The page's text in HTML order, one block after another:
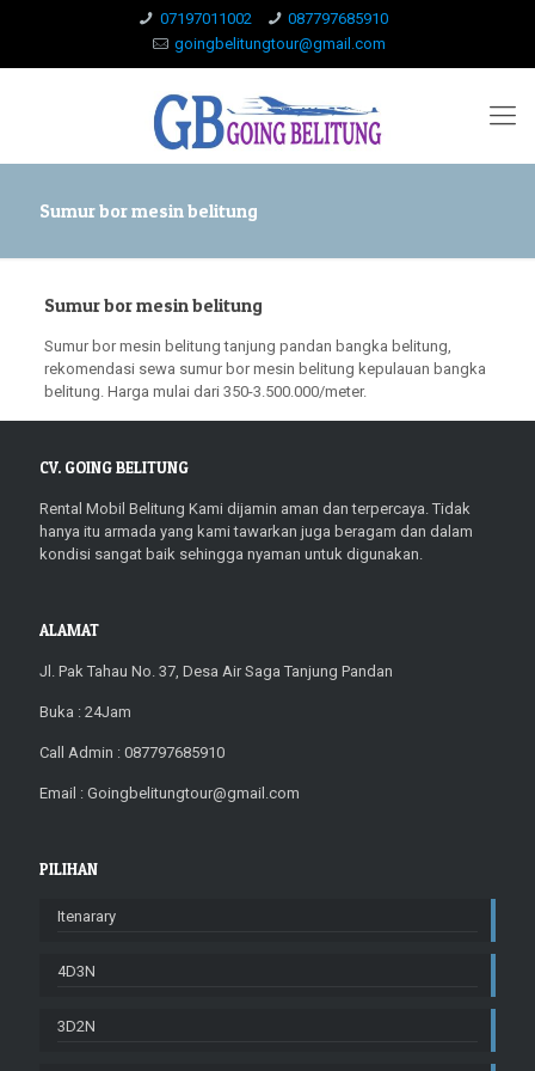
07197011002
087797685910
goingbelitungtour@gmail.com
Sumur bor mesin belitung
Sumur bor mesin belitung
Sumur bor mesin belitung tanjung pandan bangka belitung,
rekomendasi sewa sumur bor mesin belitung kepulauan bangka
belitung. Harga mulai dari 350-3.500.000/meter.
CV. GOING BELITUNG
Rental Mobil Belitung Kami dijamin aman dan terpercaya. Tidak
hanya itu armada yang kami tawarkan juga beragam dan dalam
kondisi sangat baik sehingga nyaman untuk digunakan.
ALAMAT
Jl. Pak Tahau No. 37, Desa Air Saga Tanjung Pandan
Buka : 24Jam
Call Admin : 087797685910
Email : Goingbelitungtour@gmail.com
PILIHAN
Itenarary
4D3N
3D2N